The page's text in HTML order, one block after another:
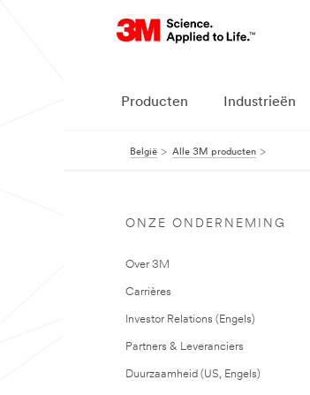
Producten Industrieën
België Alle 3M producten
ONZE ONDERNEMING
Over 3M
Carrières
Investor Relations (Engels)
Partners & Leveranciers
Duurzaamheid (US, Engels)